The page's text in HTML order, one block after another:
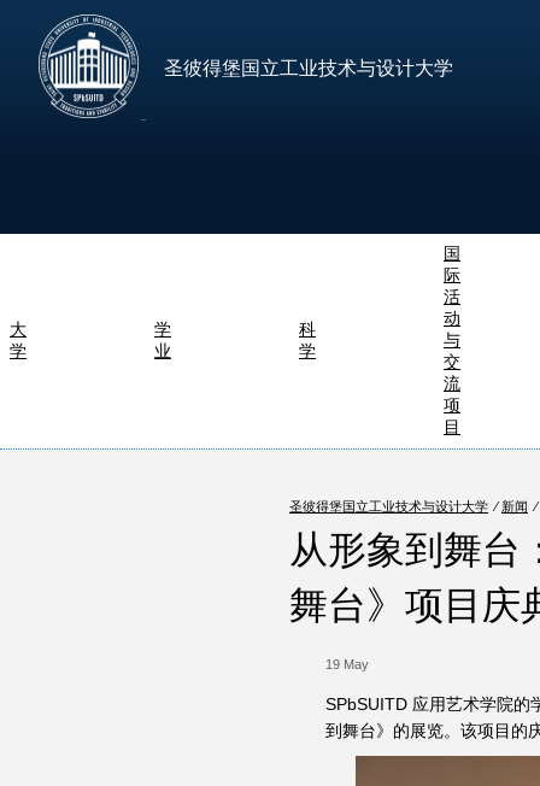
圣彼得堡国立工业技术与设计大学
大
学
学
业
科
学
国
际
活
动
与
交
流
项
目
圣彼得堡国立工业技术与设计大学 ⁄ 新闻 ⁄
从形象到舞台
舞台》项目庆
19 May
SPbSUITD 应用艺术学院的
到舞台》的展览。该项目的